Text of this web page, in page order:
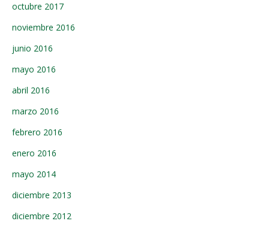
octubre 2017
noviembre 2016
junio 2016
mayo 2016
abril 2016
marzo 2016
febrero 2016
enero 2016
mayo 2014
diciembre 2013
diciembre 2012